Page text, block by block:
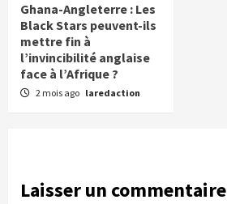
Ghana-Angleterre : Les
Black Stars peuvent-ils
mettre fin à
l’invincibilité anglaise
face à l’Afrique ?
2 mois ago laredaction
Laisser un commentaire